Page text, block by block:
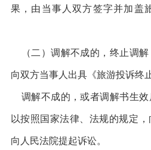
果，由当事人双方签字并加盖
（二）调解不成的，终止调
向双方当事人出具《旅游
调解不成的，或者调解书生
以按照国家法律、法规的规定
向人民法院提起诉讼。